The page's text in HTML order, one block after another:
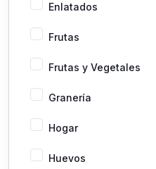
Enlatados
Frutas
Frutas y Vegetales
Granería
Hogar
Huevos